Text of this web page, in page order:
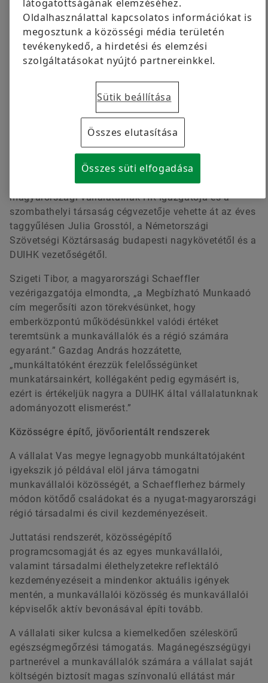
Ipari és Kereskedelmi Kamara (DUIHK) pályázatán. A
díjjal olyan vállalatokat jutalmaztak, amelyek egy
komplex szempontrendszer alapján példaértékű,
megbízható módon gondoskodnak munkatársaik
alkalmazott javadalmazási- és motivációs rendszerek,
az egészségvédelmi támogatások,
munkakörülmények, fejlődési és karrierlehetőségek,
valamint a jelenkorban különösen fontos ESG-
A kitüntető oklevelet Gazdag András, a Schaeffler
magyarországi vállalatainak HR igazgatója és a
szombathelyi társaság cégvezetője vehette át az éves
taggyűlésen Julia Grosstól, a Németországi
Szövetségi Köztársaság budapesti nagykövetétől és a
DUIHK vezetőségétől.
Szigeti Tibor, a magyarországi Schaeffler
vezérigazgatója elmondta, „a Megbízható Munkaadó
cím megerősíti azon törekvésünket, hogy
emberközpontú működésünkkel valódi értéket
teremtsünk a munkavállalók és a régió számára
egyaránt.” Gazdag András hozzátette,
„munkáltatóként érezzük felelősségünket
munkatársainkért, kollégaként pedig egymásért is,
ezért is értékeljük nagyra a DUIHK által vállalatunknak
adományozott elismerést.”
Közösségre építő, jövőorientált rendszerek
A vállalat Vas megye legnagyobb munkáltatójaként
igyekszik jó példával elöl járva támogatni
munkavállalói közösségét, a Schaefflerhez bármely
módon kötődő családokat és a nyugat-magyarországi
régió társadalmi és civil kezdeményezéseit.
Juttatási rendszerét, közösségépítő
programcsomagját és az egyes munkavállalói,
valamint társadalmi élethelyzetekre reflektáló
kezdeményezéseit a mindenkor aktuális igények
mentén, a munkavállalói közösség és munkavállalói
képviselők aktív bevonásával építi tovább.
A vállalati siker kulcsa a kiemelkedően széleskörű
egészségmegőrzési támogatás. Magánegészségügyi
partnerével a munkavállalók számára a vállalat saját
költségén biztosít magas színvonalú ellátást már
látogatottságának elemzéséhez.
Oldalhasználattal kapcsolatos információkat is
megosztunk a közösségi média területén
tevékenykedő, a hirdetési és elemzési
szolgáltatásokat nyújtó partnereinkkel.
Sütik beállítása
Összes elutasítása
Összes süti elfogadása